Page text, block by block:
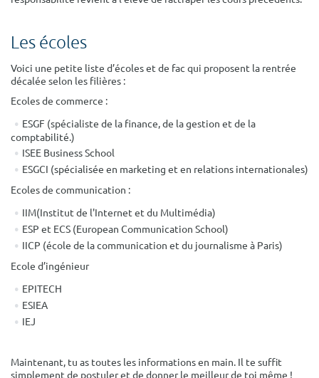
Les écoles
Voici une petite liste d’écoles et de fac qui proposent la rentrée
décalée selon les filières :
Ecoles de commerce :
ESGF (spécialiste de la finance, de la gestion et de la
comptabilité.)
ISEE Business School
ESGCI (spécialisée en marketing et en relations internationales)
Ecoles de communication :
IIM(Institut de l'Internet et du Multimédia)
ESP et ECS (European Communication School)
IICP (école de la communication et du journalisme à Paris)
Ecole d’ingénieur
EPITECH
ESIEA
IEJ
Maintenant, tu as toutes les informations en main. Il te suffit
simplement de postuler et de donner le meilleur de toi même !